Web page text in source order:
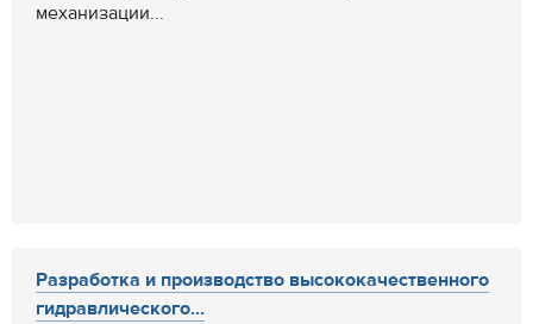
механизации...
Разработка и производство высококачественного
гидравлического...